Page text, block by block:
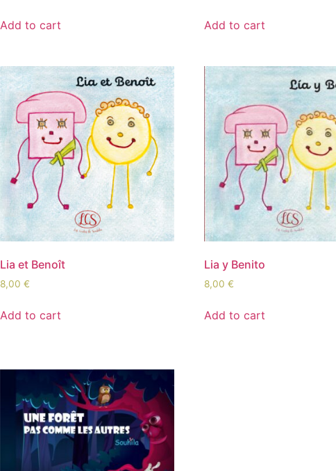
Add to cart Add to cart
Lia et Benoît
8,00 €
Add to cart
Lia y Benito
8,00€
Add to cart